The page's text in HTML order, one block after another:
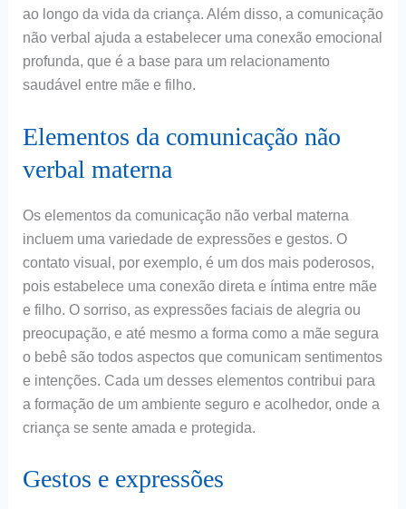
ao longo da vida da criança. Além disso, a comunicação
não verbal ajuda a estabelecer uma conexão emocional
profunda, que é a base para um relacionamento
saudável entre mãe e filho.
Elementos da comunicação não
verbal materna
Os elementos da comunicação não verbal materna
incluem uma variedade de expressões e gestos. O
contato visual, por exemplo, é um dos mais poderosos,
pois estabelece uma conexão direta e íntima entre mãe
e filho. O sorriso, as expressões faciais de alegria ou
preocupação, e até mesmo a forma como a mãe segura
o bebê são todos aspectos que comunicam sentimentos
e intenções. Cada um desses elementos contribui para
a formação de um ambiente seguro e acolhedor, onde a
criança se sente amada e protegida.
Gestos e expressões